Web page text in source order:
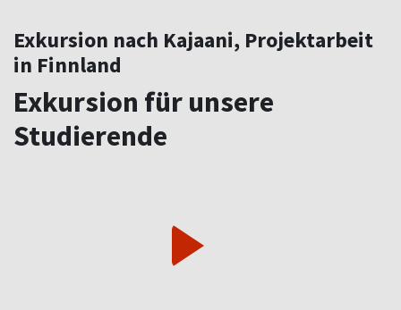
Exkursion nach Kajaani, Projektarbeit
in Finnland
Exkursion für unsere
Studierende